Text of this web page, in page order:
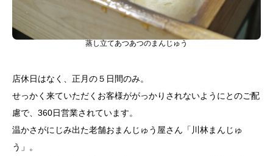
蒸し立てあつあつのまんじゅう
店休日はなく、正月の５日間のみ。
せっかく来ていただくお客様ががっかりされないようにとのご配
慮で、360日営業されています。
温かさがにじみ出た老舗おまんじゅう屋さん「川林まんじゅ
う」。